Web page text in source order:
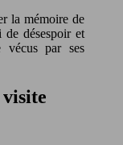
la mémoire de
de désespoir et
vécus par ses